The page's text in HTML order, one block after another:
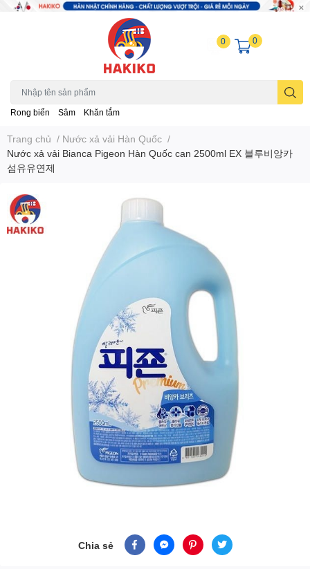
Rong biển Sâm Khăn tắm
0 0
Trang chủ / Nước xả vải Hàn Quốc /
Nước xả vải Bianca Pigeon Hàn Quốc can 2500ml EX 블루비앙카
섬유유연제
Chia sẻ